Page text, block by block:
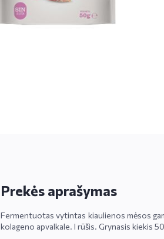
Prekės aprašymas
Fermentuotas vytintas kiaulienos mėsos
kolageno apvalkale. I rūšis. Grynasis kiekis